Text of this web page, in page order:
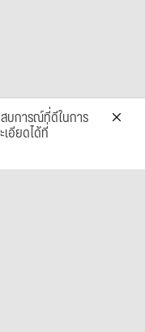
บการณ์ที่ดีในการ
อียดได้ที่